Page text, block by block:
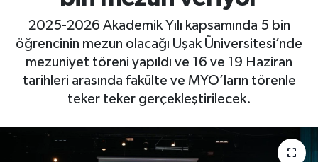
2025-2026 Akademik Yılı kapsamında 5 bin
öğrencinin mezun olacağı Uşak Üniversitesi’nde
mezuniyet töreni yapıldı ve 16 ve 19 Haziran
tarihleri arasında fakülte ve MYO’ların törenle
teker teker gerçekleştirilecek.
Haber Arşivi